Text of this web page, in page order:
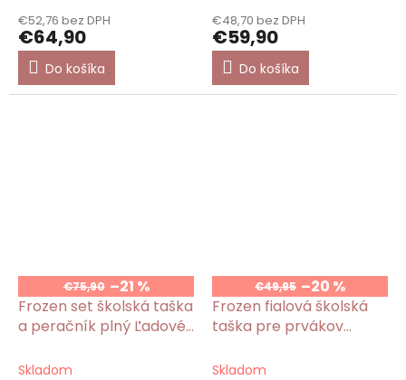
€52,76 bez DPH
€64,90
Do košíka
€48,70 bez DPH
€59,90
Do košíka
€75,90 –21 %
Frozen set školská taška
a peračník plný Ľadové
Skladom
€49,95 –20 %
Frozen fialová školská
taška pre prvákov
Skladom